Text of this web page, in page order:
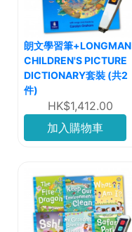
朗文學習筆+LONGMAN
CHILDREN'S PICTURE
DICTIONARY套裝 (共2
件)
HK$1,412.00
加入購物車